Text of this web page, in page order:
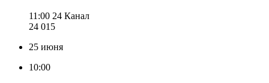
11:00 24 Канал
24 015
25 июня
10:00